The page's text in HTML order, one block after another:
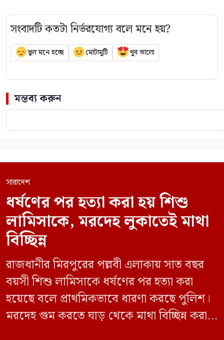
সংবাদটি কতটা নির্ভরযোগ্য বলে মনে হয়?
ভুল মনে হচ্ছে মোটামুটি খুব ভালো
মন্তব্য করুন
সারাদেশ
ধর্ষণের পর হত্যা করা হয় শিশু
লামিসাকে, মরদেহ লুকাতেই মাথা
বিচ্ছিন্ন
রাজধানীর মিরপুরের পল্লবী এলাকায় সাত বছর
বয়সী শিশু লামিসাকে ধর্ষণের পর হত্যা করা
হয়েছে বলে প্রাথমিকভাবে ধারণা করছে পুলিশ।
মরদেহ গুম করতে ঘাড় থেকে মাথা বিচ্ছিন্ন করা